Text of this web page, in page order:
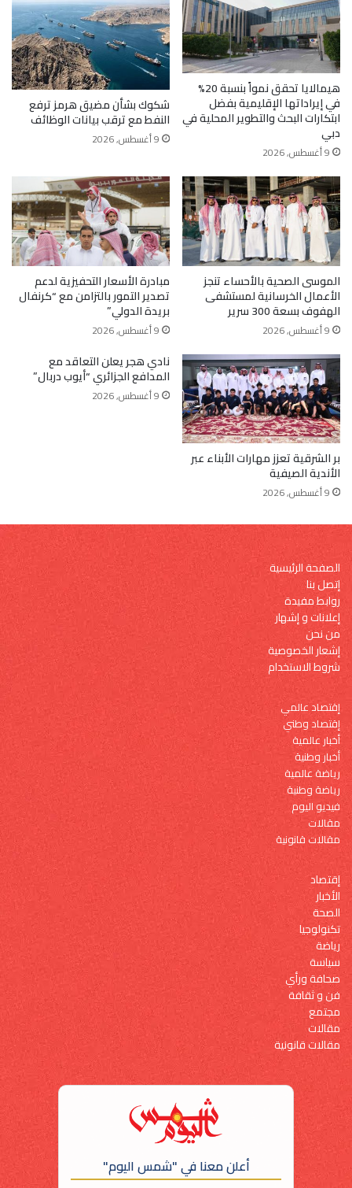
هيمالايا تحقق نمواً بنسبة 20%
في إيراداتها الإقليمية بفضل
ابتكارات البحث والتطوير المحلية في
دبي
9 أغسطس, 2026
شكوك بشأن مضيق هرمز ترفع
النفط مع ترقب بيانات الوظائف
9 أغسطس, 2026
الموسى الصحية بالأحساء تنجز
الأعمال الخرسانية لمستشفى
الهفوف بسعة 300 سرير
9 أغسطس, 2026
مبادرة الأسعار التحفيزية لدعم
تصدير التمور بالتزامن مع “كرنفال
بريدة الدولي”
9 أغسطس, 2026
بر الشرقية تعزز مهارات الأبناء عبر
الأندية الصيفية
9 أغسطس, 2026
نادي هجر يعلن التعاقد مع
المدافع الجزائري “أيوب دربال”
9 أغسطس, 2026
الصفحة الرئيسية
إتصل بنا
روابط مفيدة
إعلانات و إشهار
من نحن
إشعار الخصوصية
شروط الاستخدام
إقتصاد عالمي
إقتصاد وطني
أخبار عالمية
أخبار وطنية
رياضة عالمية
رياضة وطنية
فيديو اليوم
مقالات
مقالات قانونية
إقتصاد
الأخبار
الصحة
تكنولوجيا
رياضة
سياسة
صحافة ورأي
فن و ثقافة
مجتمع
مقالات
مقالات قانونية
أعلن معنا في "شمس اليوم"